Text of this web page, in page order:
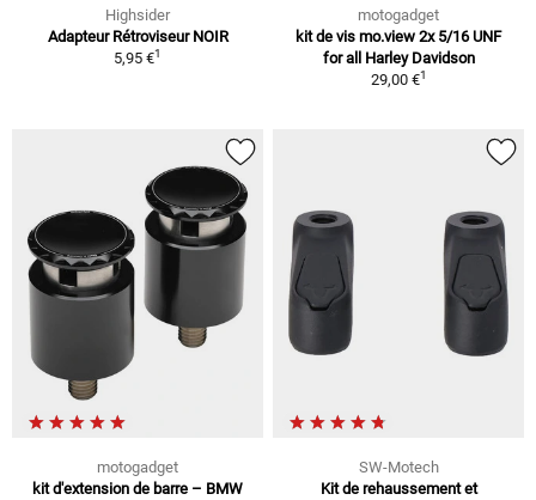
Highsider
Adapteur Rétroviseur NOIR
5,95 €1
motogadget
kit de vis mo.view 2x 5/16 UNF
for all Harley Davidson
29,00 €1
motogadget
kit d'extension de barre – BMW
SW-Motech
Kit de rehaussement et